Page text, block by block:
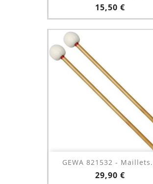
Prix
15,50 €
GEWA 821532 -
Prix
29,90 €